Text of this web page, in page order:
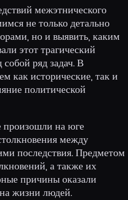
межэтнического
не только детально
но и выявить, каким
этот трагический
ряд задач. В
как исторические, так и
политической
произошли на юге
между
последствия. Предметом
а также их
причины оказали
жизни людей.